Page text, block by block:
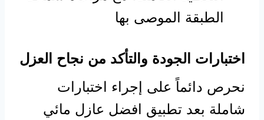
الطبقة الموصى بها
اختبارات الجودة والتأكد من نجاح العزل
نحرص دائماً على إجراء اختبارات
شاملة بعد تطبيق افضل عازل مائي